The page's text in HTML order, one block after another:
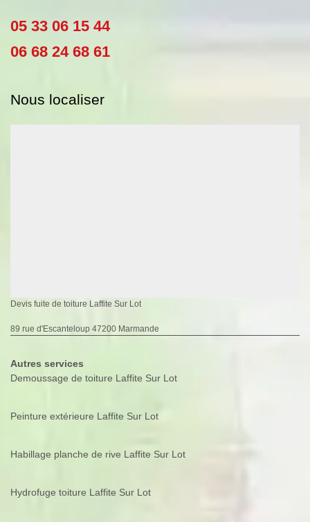
05 33 06 15 44
06 68 24 68 61
Nous localiser
Devis fuite de toiture Laffite Sur Lot
89 rue d'Escanteloup 47200 Marmande
Autres services
Demoussage de toiture Laffite Sur Lot
Peinture extérieure Laffite Sur Lot
Habillage planche de rive Laffite Sur Lot
Hydrofuge toiture Laffite Sur Lot